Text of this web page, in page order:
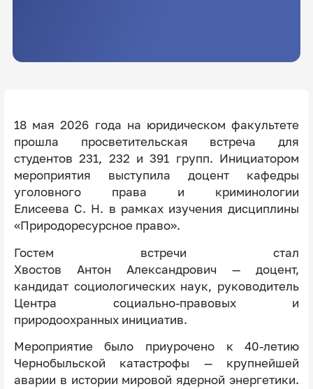
18 мая 2026 года на юридическом факультете
прошла просветительская встреча для
студентов 231, 232 и 391 групп. Инициатором
мероприятия выступила доцент кафедры
уголовного права и криминологии
Елисеева С. Н. в рамках изучения дисциплины
«Природоресурсное право».
Гостем встречи стал
Хвостов Антон Александрович — доцент,
кандидат социологических наук, руководитель
Центра социально‑правовых и
природоохранных инициатив.
Мероприятие было приурочено к 40‑летию
Чернобыльской катастрофы — крупнейшей
аварии в истории мировой ядерной энергетики.